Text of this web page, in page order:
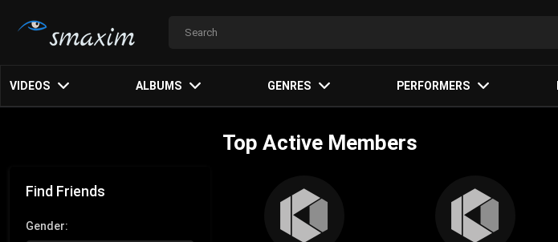
VIDEOS ALBUMS GENRES PERFORMERS
Find Friends
Gender
Top Active Members